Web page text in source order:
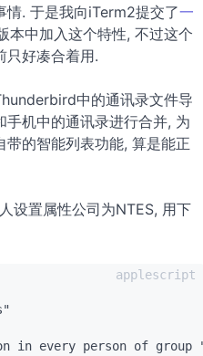
情. 于是我向iTerm2提交了一
本中加入这个特性, 不过这个
只好凑合着用.
中的通讯录文件导
手机中的通讯录进行合并, 为
的智能列表功能, 算是能正
设置属性公司为NTES, 用下
in every person of group